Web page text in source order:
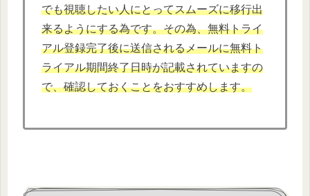
でも視聴したい人にとってスムーズに移行出
来るようにする為です。その為、無料トライ
アル登録完了後に送信されるメールに無料ト
ライアル期間終了日時が記載されていますの
で、確認しておくことをおすすめします。